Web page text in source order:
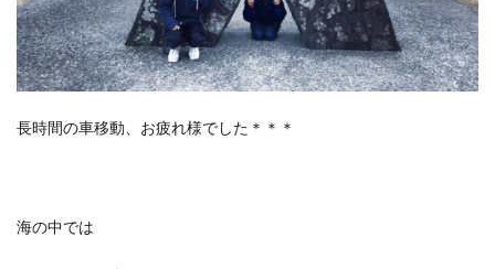
長時間の車移動、お疲れ様でした＊＊＊
海の中では